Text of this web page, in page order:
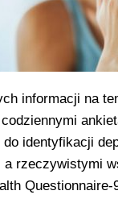
informacji na
identyfikacji
a rzeczywistymi
Questionnaire-